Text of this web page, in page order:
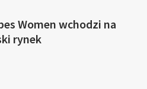
Women wchodzi na
rynek